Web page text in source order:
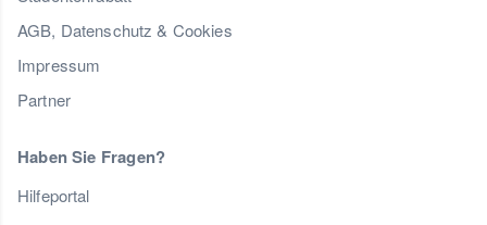
AGB, Datenschutz & Cookies
Impressum
Partner
Haben Sie Fragen?
Hilfeportal